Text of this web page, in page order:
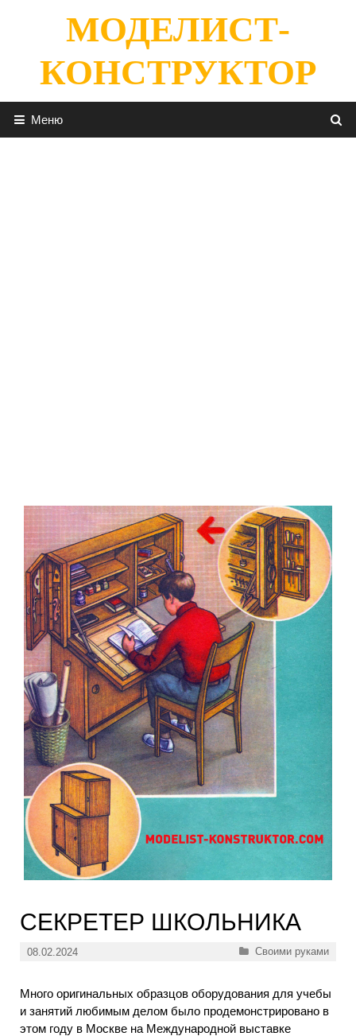
содержимомуМОДЕЛИСТ-
КОНСТРУКТОР
Меню
СЕКРЕТЕР ШКОЛЬНИКА
08.02.2024 Рубрики
Своими руками
Много оригинальных образцов оборудования для учебы
и занятий любимым делом было продемонстрировано в
этом году в Москве на Международной выставке